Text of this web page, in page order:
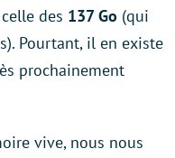
des 137 Go (qui
Pourtant, il en existe
prochainement
vive, nous nous